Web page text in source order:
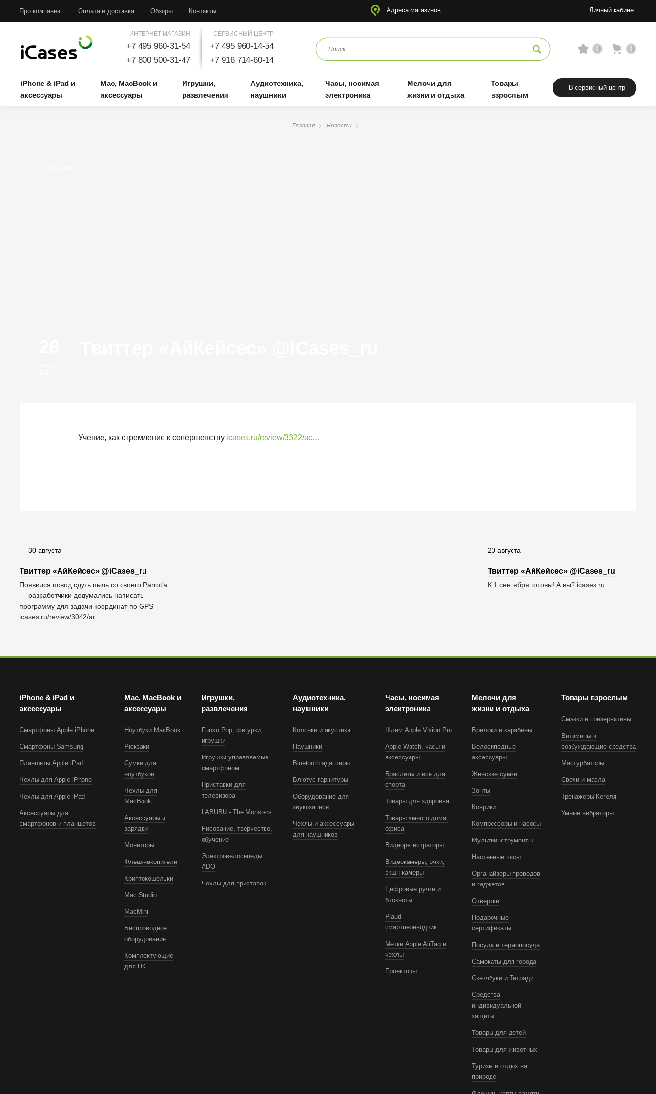
Про компанию Оплата и доставка Обзоры Контакты Адреса магазинов Личный кабинет
ИНТЕРНЕТ МАГАЗИН
+7 495 960-31-54
+7 800 500-31-47
СЕРВИСНЫЙ ЦЕНТР
+7 495 960-14-54
+7 916 714-60-14
0 0
iPhone & iPad и
аксессуары
Mac, MacBook и
аксессуары
Игрушки,
развлечения
Аудиотехника,
наушники
Часы, носимая
электроника
Мелочи для
жизни и отдыха
Товары
взрослым
В сервисный центр
Главная Новости
Учение, как стремление к совершенству icases.ru/review/3322/uc…
20 августа
Твиттер «АйКейсес» ‏@iCases_ru
К 1 сентября готовы! А вы? icases.ru
30 августа
Твиттер «АйКейсес» ‏@iCases_ru
Появился повод сдуть пыль со своего Parrot’а
— разработчики додумались написать
программу для задачи координат по GPS
icases.ru/review/3042/ar…
iPhone & iPad и
аксессуары
Смартфоны Apple iPhone
Смартфоны Samsung
Планшеты Apple iPad
Чехлы для Apple iPhone
Чехлы для Apple iPad
Аксессуары для
смартфонов и планшетов
Mac, MacBook и
аксессуары
Ноутбуки MacBook
Рюкзаки
Сумки для
ноутбуков
Чехлы для
MacBook
Аксессуары и
зарядки
Мониторы
Флеш-накопители
Криптокошельки
Mac Studio
MacMini
Беспроводное
оборудование
Комплектующие
для ПК
Игрушки,
развлечения
Funko Pop, фигурки,
игрушки
Игрушки управляемые
смартфоном
Приставки для
телевизора
LABUBU - The Monsters
Рисование, творчество,
обучение
Электровелосипеды
ADO
Чехлы для приставок
Аудиотехника,
наушники
Колонки и акустика
Наушники
Bluetooth адаптеры
Блютус-гарнитуры
Оборудование для
звукозаписи
Чехлы и аксессуары
для наушников
Часы, носимая
электроника
Шлем Apple Vision Pro
Apple Watch, часы и
аксессуары
Браслеты и все для
спорта
Товары для здоровья
Товары умного дома,
офиса
Видеорегистраторы
Видеокамеры, очки,
экшн-камеры
Цифровые ручки и
блокноты
Plaud
смартпереводчик
Метки Apple AirTag и
чехлы
Проекторы
Мелочи для
жизни и отдыха
Брелоки и карабины
Велосипедные
аксессуары
Женские сумки
Зонты
Коврики
Компрессоры и насосы
Мультиинструменты
Настенные часы
Органайзеры проводов
и гаджетов
Отвертки
Подарочные
сертификаты
Посуда и термопосуда
Самокаты для города
Скетчбуки и Тетради
Средства
индивидуальной
защиты
Товары для детей
Товары для животных
Туризм и отдых на
природе
Товары взрослым
Смазки и презервативы
Витамины и
возбуждающие средства
Мастурбаторы
Свечи и масла
Тренажеры Кегеля
Умные вибраторы